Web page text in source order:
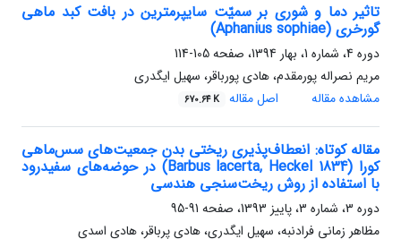
تاثیر دما و شوری بر سمیّت سایپرمترین در بافت کبد ماهی
گورخری (Aphanius sophiae)
دوره 4، شماره 1، بهار 1394، صفحه
105-114
مریم نصراله پورمقدم، هادی پورباقر، سهیل ایگدری
مشاهده مقاله
اصل مقاله 670.64 K
مقاله کوتاه: انعطاف‌پذیری ریختی بدن جمعیت‌های سس‌ماهی
کورا (Barbus lacerta, Heckel 1834) در حوضه‌های سفیدرود
با استفاده از روش ریخت‌سنجی هندسی
دوره 3، شماره 3، پاییز 1393، صفحه
91-95
مظاهر زمانی فرادنبه، سهیل ایگدری، هادی پرباقر، هادی اسدی